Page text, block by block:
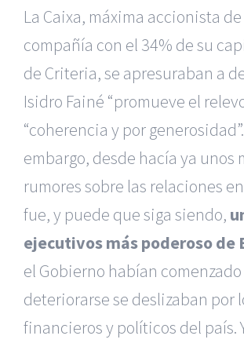
La Caixa, máxima accionista de
compañía con el 34% de su
de Criteria, se apresuraban a
Isidro Fainé “promueve el
“coherencia y por
embargo, desde hacía ya unos
rumores sobre las relaciones
fue, y puede que siga siendo,
ejecutivos más poderoso de
el Gobierno habían comenzado
deteriorarse se deslizaban por
financieros y políticos del país.